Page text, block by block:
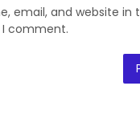
email, and website in
comment.